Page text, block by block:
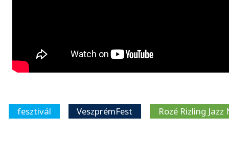
fesztivál VeszprémFest Rozé Rizling Jazz